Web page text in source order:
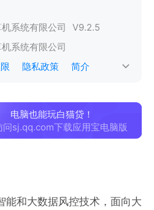
系统有限公司 V9.2.5
系统有限公司
隐私政策 简介
电脑也能玩白猫贷！
问sj.qq.com下载应用宝电脑版
能和大数据风控技术，面向大